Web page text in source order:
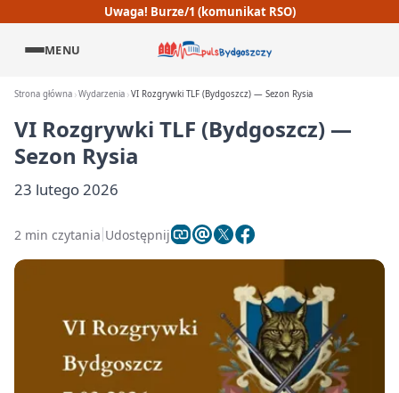
Uwaga! Burze/1 (komunikat RSO)
MENU
Strona główna Wydarzenia VI Rozgrywki TLF (Bydgoszcz) — Sezon Rysia
VI Rozgrywki TLF (Bydgoszcz) —
Sezon Rysia
23 lutego 2026
2 min czytania Udostępnij